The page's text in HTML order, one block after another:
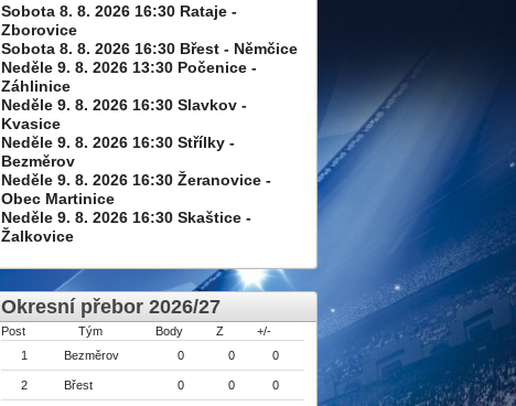
Sobota 8. 8. 2026 16:30 Rataje -
Zborovice
Sobota 8. 8. 2026 16:30 Břest - Němčice
Neděle 9. 8. 2026 13:30 Počenice -
Záhlinice
Neděle 9. 8. 2026 16:30 Slavkov -
Kvasice
Neděle 9. 8. 2026 16:30 Střílky -
Bezměrov
Neděle 9. 8. 2026 16:30 Žeranovice -
Obec Martinice
Neděle 9. 8. 2026 16:30 Skaštice -
Žalkovice
Okresní přebor 2026/27
Post Tým Body Z
+/-
1
Bezměrov 0 0 0
2 Břest 0 0 0